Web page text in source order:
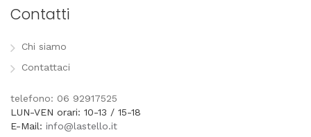
Contatti
Chi siamo
Contattaci
telefono: 06 92917525
LUN-VEN orari: 10-13 / 15-18
E-Mail: info@lastello.it